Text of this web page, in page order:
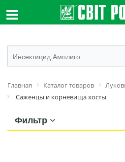
Главная Каталог товаров
Саженцы и корневища хосты
Фильтр